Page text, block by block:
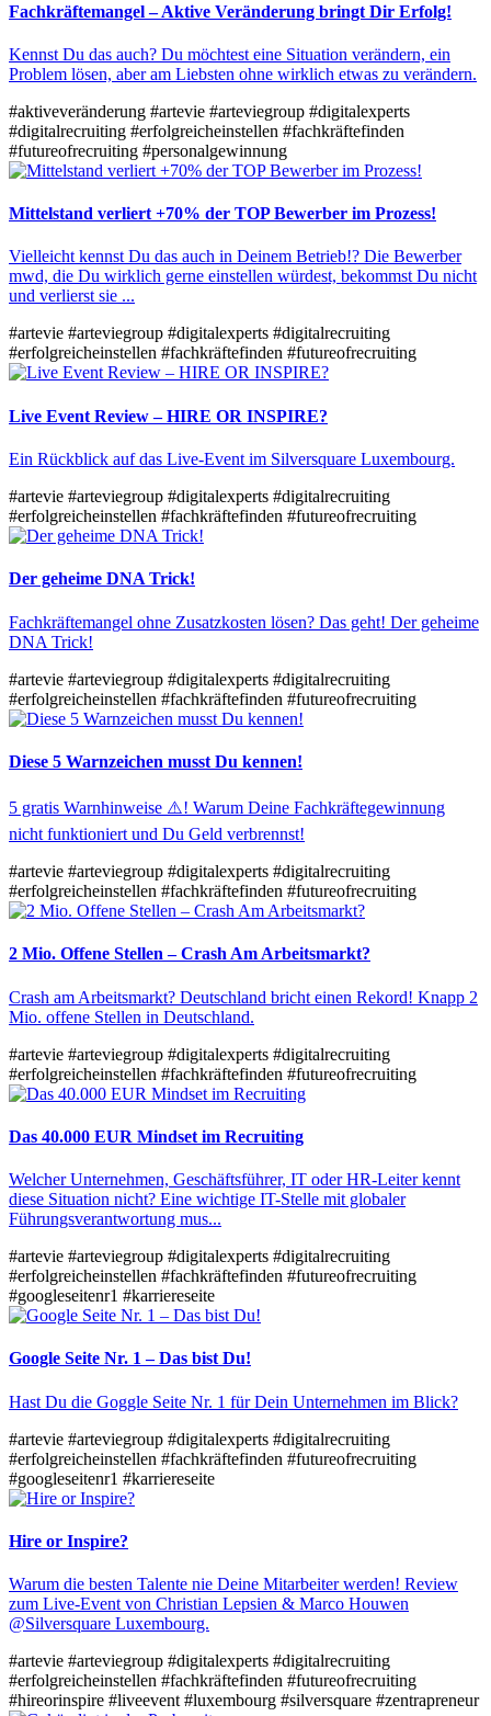
Fachkräftemangel – Aktive Veränderung bringt Dir Erfolg!
Kennst Du das auch? Du möchtest eine Situation verändern, ein
Problem lösen, aber am Liebsten ohne wirklich etwas zu verändern.
#aktiveveränderung #artevie #arteviegroup #digitalexperts
#digitalrecruiting #erfolgreicheinstellen #fachkräftefinden
#futureofrecruiting #personalgewinnung
Mittelstand verliert +70% der TOP Bewerber im Prozess!
Vielleicht kennst Du das auch in Deinem Betrieb!? Die Bewerber
mwd, die Du wirklich gerne einstellen würdest, bekommst Du nicht
und verlierst sie ...
#artevie #arteviegroup #digitalexperts #digitalrecruiting
#erfolgreicheinstellen #fachkräftefinden #futureofrecruiting
Live Event Review – HIRE OR INSPIRE?
Ein Rückblick auf das Live-Event im Silversquare Luxembourg.
#artevie #arteviegroup #digitalexperts #digitalrecruiting
#erfolgreicheinstellen #fachkräftefinden #futureofrecruiting
Der geheime DNA Trick!
Fachkräftemangel ohne Zusatzkosten lösen? Das geht! Der geheime
DNA Trick!
#artevie #arteviegroup #digitalexperts #digitalrecruiting
#erfolgreicheinstellen #fachkräftefinden #futureofrecruiting
Diese 5 Warnzeichen musst Du kennen!
5 gratis Warnhinweise ⚠️! Warum Deine Fachkräftegewinnung
nicht funktioniert und Du Geld verbrennst!
#artevie #arteviegroup #digitalexperts #digitalrecruiting
#erfolgreicheinstellen #fachkräftefinden #futureofrecruiting
2 Mio. Offene Stellen – Crash Am Arbeitsmarkt?
Crash am Arbeitsmarkt? Deutschland bricht einen Rekord! Knapp 2
Mio. offene Stellen in Deutschland.
#artevie #arteviegroup #digitalexperts #digitalrecruiting
#erfolgreicheinstellen #fachkräftefinden #futureofrecruiting
Das 40.000 EUR Mindset im Recruiting
Welcher Unternehmen, Geschäftsführer, IT oder HR-Leiter kennt
diese Situation nicht? Eine wichtige IT-Stelle mit globaler
Führungsverantwortung mus...
#artevie #arteviegroup #digitalexperts #digitalrecruiting
#erfolgreicheinstellen #fachkräftefinden #futureofrecruiting
#googleseitenr1 #karriereseite
Google Seite Nr. 1 – Das bist Du!
Hast Du die Goggle Seite Nr. 1 für Dein Unternehmen im Blick?
#artevie #arteviegroup #digitalexperts #digitalrecruiting
#erfolgreicheinstellen #fachkräftefinden #futureofrecruiting
#googleseitenr1 #karriereseite
Hire or Inspire?
Warum die besten Talente nie Deine Mitarbeiter werden! Review
zum Live-Event von Christian Lepsien & Marco Houwen
@Silversquare Luxembourg.
#artevie #arteviegroup #digitalexperts #digitalrecruiting
#erfolgreicheinstellen #fachkräftefinden #futureofrecruiting
#hireorinspire #liveevent #luxembourg #silversquare #zentrapreneur